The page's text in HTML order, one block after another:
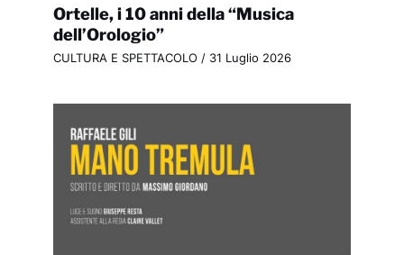
Ortelle, i 10 anni della “Musica
dell’Orologio”
CULTURA E SPETTACOLO / 31 Luglio 2026